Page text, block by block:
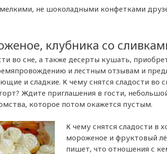
не шоколадными конфетками
клубника со
во сне, а также десерты кушать,
и лестным отзывам и
и сладкие. К чему снятся сладости во
Ждите приглашения в гости,
которое потом окажется пустым.
К чему снятся сладости в
мороженое и фруктовый
пишет, что отношения с